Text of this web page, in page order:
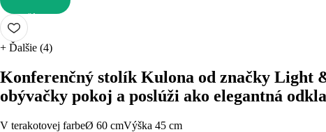
DO KOŠÍKA
+ Ďalšie (4)
Konferenčný stolík Kulona od značky Light
obývačky pokoj a poslúži ako elegantná
V terakotovej farbeØ 60 cmVýška 45 cm